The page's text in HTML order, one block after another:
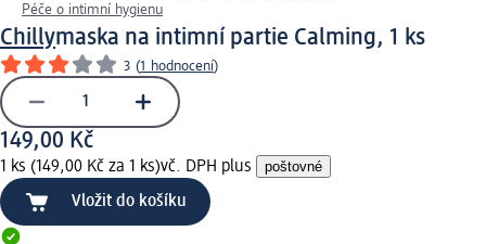
Péče o intimní hygienu
Chillymaska na intimní partie Calming, 1 ks
3 (1 hodnocení)
149,00 Kč
1 ks (149,00 Kč za 1 ks)vč. DPH plus poštovné
Vložit do košíku